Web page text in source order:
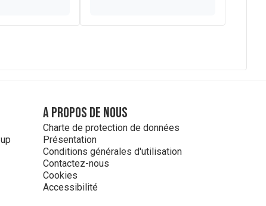
A propos de nous
Charte de protection de données
Présentation
Conditions générales d'utilisation
Contactez-nous
Cookies
Accessibilité